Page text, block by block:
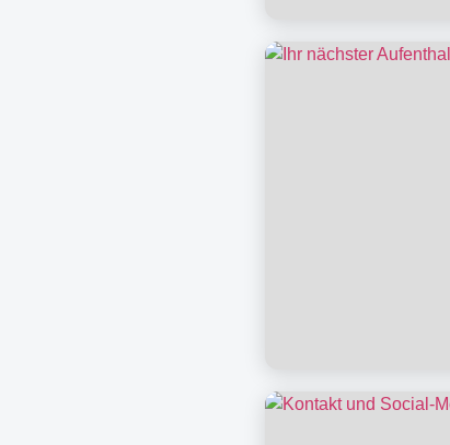
Ihr nächster